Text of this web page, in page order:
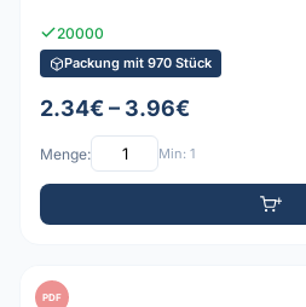
20000
Packung mit 970 Stück
2.34€ – 3.96€
Menge: Min: 1
PDF